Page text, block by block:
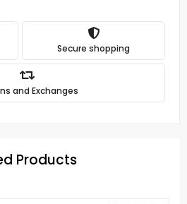
Secure shopping
and Exchanges
Products